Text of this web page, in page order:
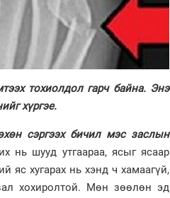
тохиолдол гарч байна. Энэ
хүргэе.
сэргээх бичил мэс заслын
нь шууд утгаараа, ясыг ясаар
яс хугарах нь хэнд ч хамаагүй,
хохиролтой. Мөн зөөлөн эд